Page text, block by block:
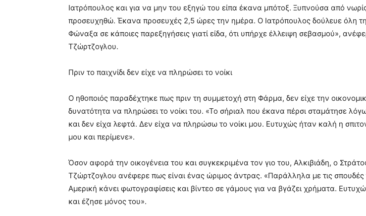
Ιατρόπουλος και για να μην του εξηγώ του είπα έκανα μπότοξ. Ξυπνούσα από
προσευχηθώ. Έκανα προσευχές 2,5 ώρες την ημέρα. Ο Ιατρόπουλος δούλευε όλη
Φώναξα σε κάποιες παρεξηγήσεις γιατί είδα, ότι υπήρχε έλλειψη σεβασμού»,
Τζώρτζογλου.
Πριν το παιχνίδι δεν είχε να πληρώσει το νοίκι
Ο ηθοποιός παραδέχτηκε πως πριν τη συμμετοχή στη Φάρμα, δεν είχε την
δυνατότητα να πληρώσει το νοίκι του. «Το σήριαλ που έκανα πέρσι σταμάτησε
και δεν είχα λεφτά. Δεν είχα να πληρώσω το νοίκι μου. Ευτυχώς ήταν καλή η
μου και περίμενε».
Όσον αφορά την οικογένεια του και συγκεκριμένα τον γιο του, Αλκιβιάδη, ο
Τζώρτζογλου ανέφερε πως είναι ένας ώριμος άντρας. «Παράλληλα με τις σπουδές
Αμερική κάνει φωτογραφίσεις και βίντεο σε γάμους για να βγάζει χρήματα.
και έζησε μόνος του».